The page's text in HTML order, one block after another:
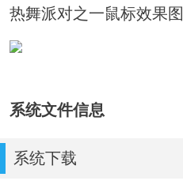
热舞派对之一鼠标效果图
系统文件信息
系统下载